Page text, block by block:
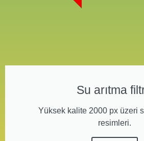
Su arıtma
Yüksek kalite 2000 px üzeri
resimleri.